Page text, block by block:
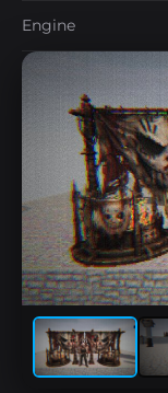
Engine